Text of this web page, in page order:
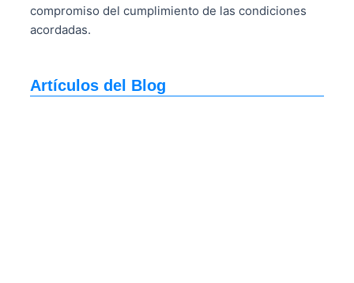
compromiso del cumplimiento de las condiciones
acordadas.
Artículos del Blog